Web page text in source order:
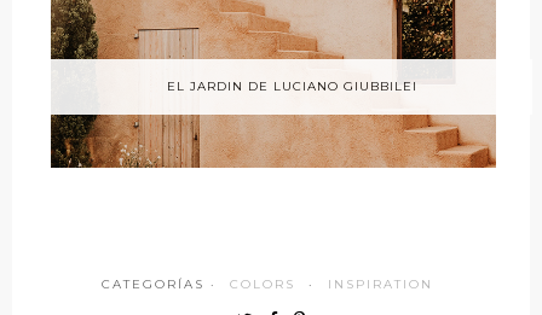
EL JARDIN DE LUCIANO GIUBBILEI
CATEGORÍAS · COLORS · INSPIRATION